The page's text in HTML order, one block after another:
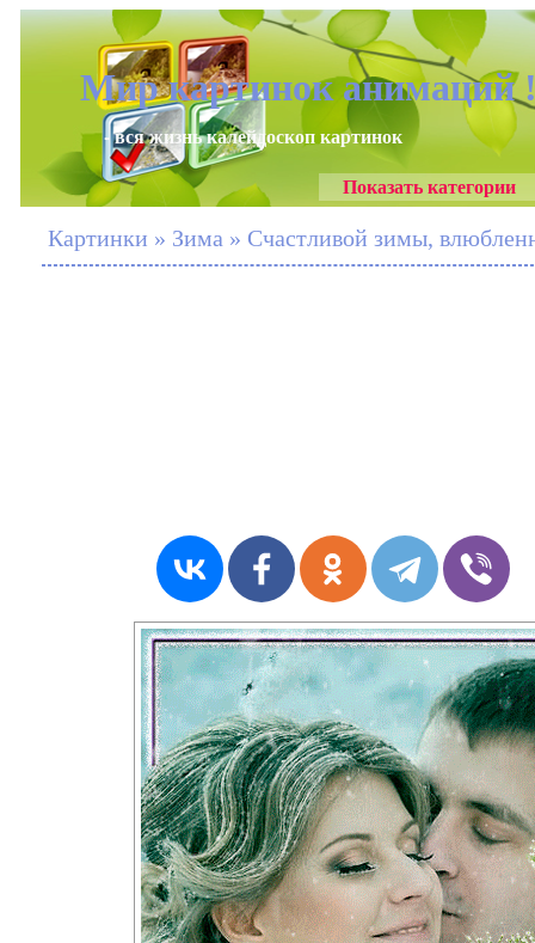
Мир картинок анимаций
- вся жизнь калейдоскоп картинок
Показать категории
Картинки » Зима » Счастливой зимы,